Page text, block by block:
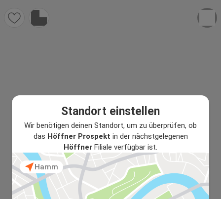
Standort einstellen
Wir benötigen deinen Standort, um zu überprüfen, ob
das Höffner Prospekt in der nächstgelegenen
Höffner Filiale verfügbar ist.
Hamm